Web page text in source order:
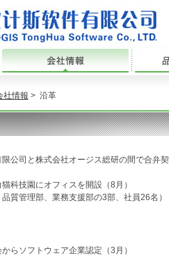
社情報 > 沿革
公司と株式会社オージス総研の間で合弁
科技園にオフィスを開設（8月）
質管理部、業務支援部の3部、社員26名）
らソフトウェア企業認定（3月）